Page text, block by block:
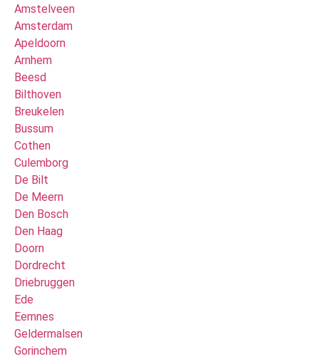
Amstelveen
Amsterdam
Apeldoorn
Arnhem
Beesd
Bilthoven
Breukelen
Bussum
Cothen
Culemborg
De Bilt
De Meern
Den Bosch
Den Haag
Doorn
Dordrecht
Driebruggen
Ede
Eemnes
Geldermalsen
Gorinchem